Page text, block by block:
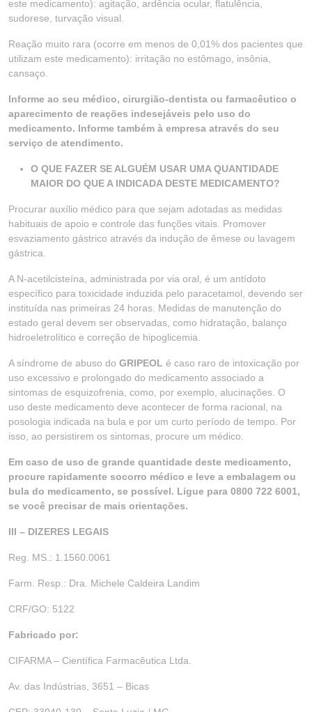
este medicamento): agitação, ardência ocular, flatulência,
sudorese, turvação visual.
Reação muito rara (ocorre em menos de 0,01% dos pacientes que
utilizam este medicamento): irritação no estômago, insônia,
cansaço.
Informe ao seu médico, cirurgião-dentista ou farmacêutico o
aparecimento de reações indesejáveis pelo uso do
medicamento. Informe também à empresa através do seu
serviço de atendimento.
O QUE FAZER SE ALGUÉM USAR UMA QUANTIDADE
MAIOR DO QUE A INDICADA DESTE MEDICAMENTO?
Procurar auxílio médico para que sejam adotadas as medidas
habituais de apoio e controle das funções vitais. Promover
esvaziamento gástrico através da indução de êmese ou lavagem
gástrica.
A N-acetilcisteína, administrada por via oral, é um antídoto
específico para toxicidade induzida pelo paracetamol, devendo ser
instituída nas primeiras 24 horas. Medidas de manutenção do
estado geral devem ser observadas, como hidratação, balanço
hidroeletrolítico e correção de hipoglicemia.
A síndrome de abuso do GRIPEOL é caso raro de intoxicação por
uso excessivo e prolongado do medicamento associado a
sintomas de esquizofrenia, como, por exemplo, alucinações. O
uso deste medicamento deve acontecer de forma racional, na
posologia indicada na bula e por um curto período de tempo. Por
isso, ao persistirem os sintomas, procure um médico.
Em caso de uso de grande quantidade deste medicamento,
procure rapidamente socorro médico e leve a embalagem ou
bula do medicamento, se possível. Ligue para 0800 722 6001,
se você precisar de mais orientações.
III – DIZERES LEGAIS
Reg. MS.: 1.1560.0061
Farm. Resp.: Dra. Michele Caldeira Landim
CRF/GO: 5122
Fabricado por:
CIFARMA – Científica Farmacêutica Ltda.
Av. das Indústrias, 3651 – Bicas